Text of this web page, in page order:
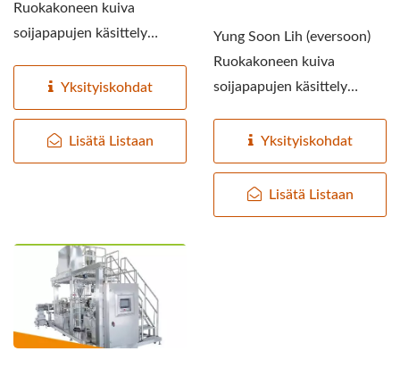
Ruokakoneen kuiva
soijapapujen käsittely
huipputeknologisen...
Yksityiskohdat
Lisätä Listaan
Yung Soon Lih (eversoon)
Ruokakoneen kuiva
soijapapujen käsittely
huipputeknologisen...
Yksityiskohdat
Lisätä Listaan